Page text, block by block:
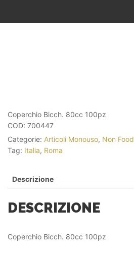
Coperchio Bicch. 80cc 100pz
COD: 700447
Categorie: Articoli Monouso, Non Food
Tag: Italia, Roma
Descrizione
DESCRIZIONE
Coperchio Bicch. 80cc 100pz